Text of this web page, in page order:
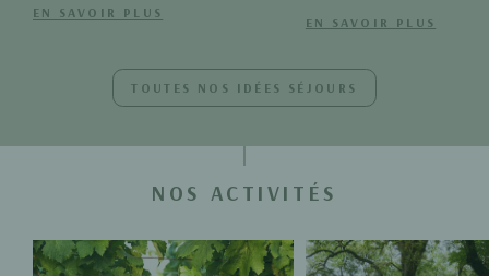
EN SAVOIR PLUS
EN SAVOIR PLUS
TOUTES NOS IDÉES SÉJOURS
NOS ACTIVITÉS